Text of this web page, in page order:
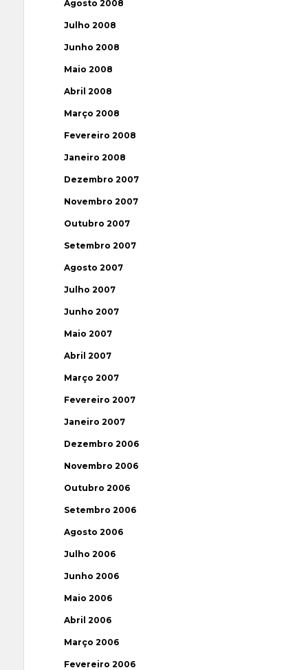
Agosto 2008
Julho 2008
Junho 2008
Maio 2008
Abril 2008
Março 2008
Fevereiro 2008
Janeiro 2008
Dezembro 2007
Novembro 2007
Outubro 2007
Setembro 2007
Agosto 2007
Julho 2007
Junho 2007
Maio 2007
Abril 2007
Março 2007
Fevereiro 2007
Janeiro 2007
Dezembro 2006
Novembro 2006
Outubro 2006
Setembro 2006
Agosto 2006
Julho 2006
Junho 2006
Maio 2006
Abril 2006
Março 2006
Fevereiro 2006